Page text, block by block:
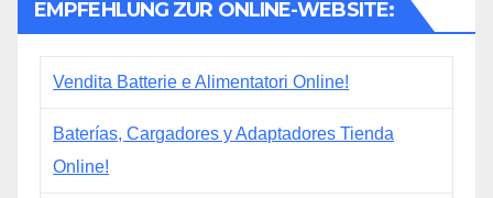
EMPFEHLUNG ZUR ONLINE-WEBSITE:
Vendita Batterie e Alimentatori Online!
Baterías, Cargadores y Adaptadores Tienda
Online!